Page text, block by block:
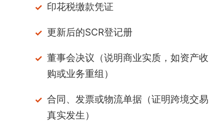
印花税缴款凭证
更新后的SCR登记册
董事会决议（说明商业实质，如资产收
购或业务重组）
合同、发票或物流单据（证明跨境交易
真实发生）